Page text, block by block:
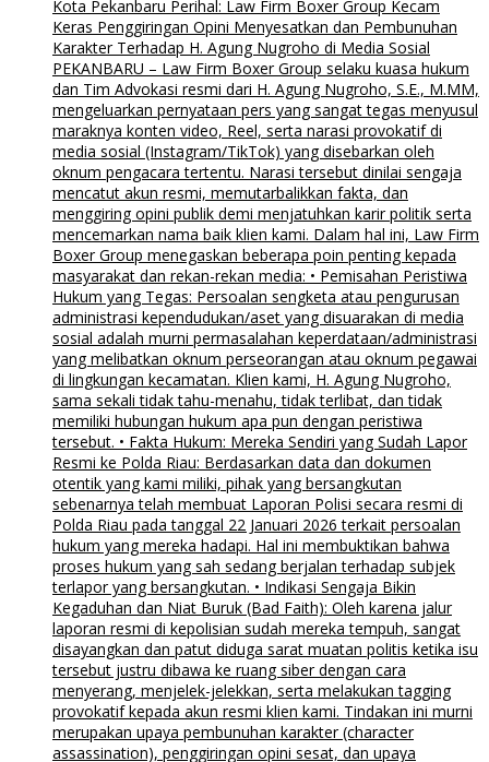
Kota Pekanbaru Perihal: Law Firm Boxer Group Kecam
Keras Penggiringan Opini Menyesatkan dan Pembunuhan
Karakter Terhadap H. Agung Nugroho di Media Sosial
PEKANBARU – Law Firm Boxer Group selaku kuasa hukum
dan Tim Advokasi resmi dari H. Agung Nugroho, S.E., M.MM,
mengeluarkan pernyataan pers yang sangat tegas menyusul
maraknya konten video, Reel, serta narasi provokatif di
media sosial (Instagram/TikTok) yang disebarkan oleh
oknum pengacara tertentu. Narasi tersebut dinilai sengaja
mencatut akun resmi, memutarbalikkan fakta, dan
menggiring opini publik demi menjatuhkan karir politik serta
mencemarkan nama baik klien kami. Dalam hal ini, Law Firm
Boxer Group menegaskan beberapa poin penting kepada
masyarakat dan rekan-rekan media: • Pemisahan Peristiwa
Hukum yang Tegas: Persoalan sengketa atau pengurusan
administrasi kependudukan/aset yang disuarakan di media
sosial adalah murni permasalahan keperdataan/administrasi
yang melibatkan oknum perseorangan atau oknum pegawai
di lingkungan kecamatan. Klien kami, H. Agung Nugroho,
sama sekali tidak tahu-menahu, tidak terlibat, dan tidak
memiliki hubungan hukum apa pun dengan peristiwa
tersebut. • Fakta Hukum: Mereka Sendiri yang Sudah Lapor
Resmi ke Polda Riau: Berdasarkan data dan dokumen
otentik yang kami miliki, pihak yang bersangkutan
sebenarnya telah membuat Laporan Polisi secara resmi di
Polda Riau pada tanggal 22 Januari 2026 terkait persoalan
hukum yang mereka hadapi. Hal ini membuktikan bahwa
proses hukum yang sah sedang berjalan terhadap subjek
terlapor yang bersangkutan. • Indikasi Sengaja Bikin
Kegaduhan dan Niat Buruk (Bad Faith): Oleh karena jalur
laporan resmi di kepolisian sudah mereka tempuh, sangat
disayangkan dan patut diduga sarat muatan politis ketika isu
tersebut justru dibawa ke ruang siber dengan cara
menyerang, menjelek-jelekkan, serta melakukan tagging
provokatif kepada akun resmi klien kami. Tindakan ini murni
merupakan upaya pembunuhan karakter (character
assassination), penggiringan opini sesat, dan upaya